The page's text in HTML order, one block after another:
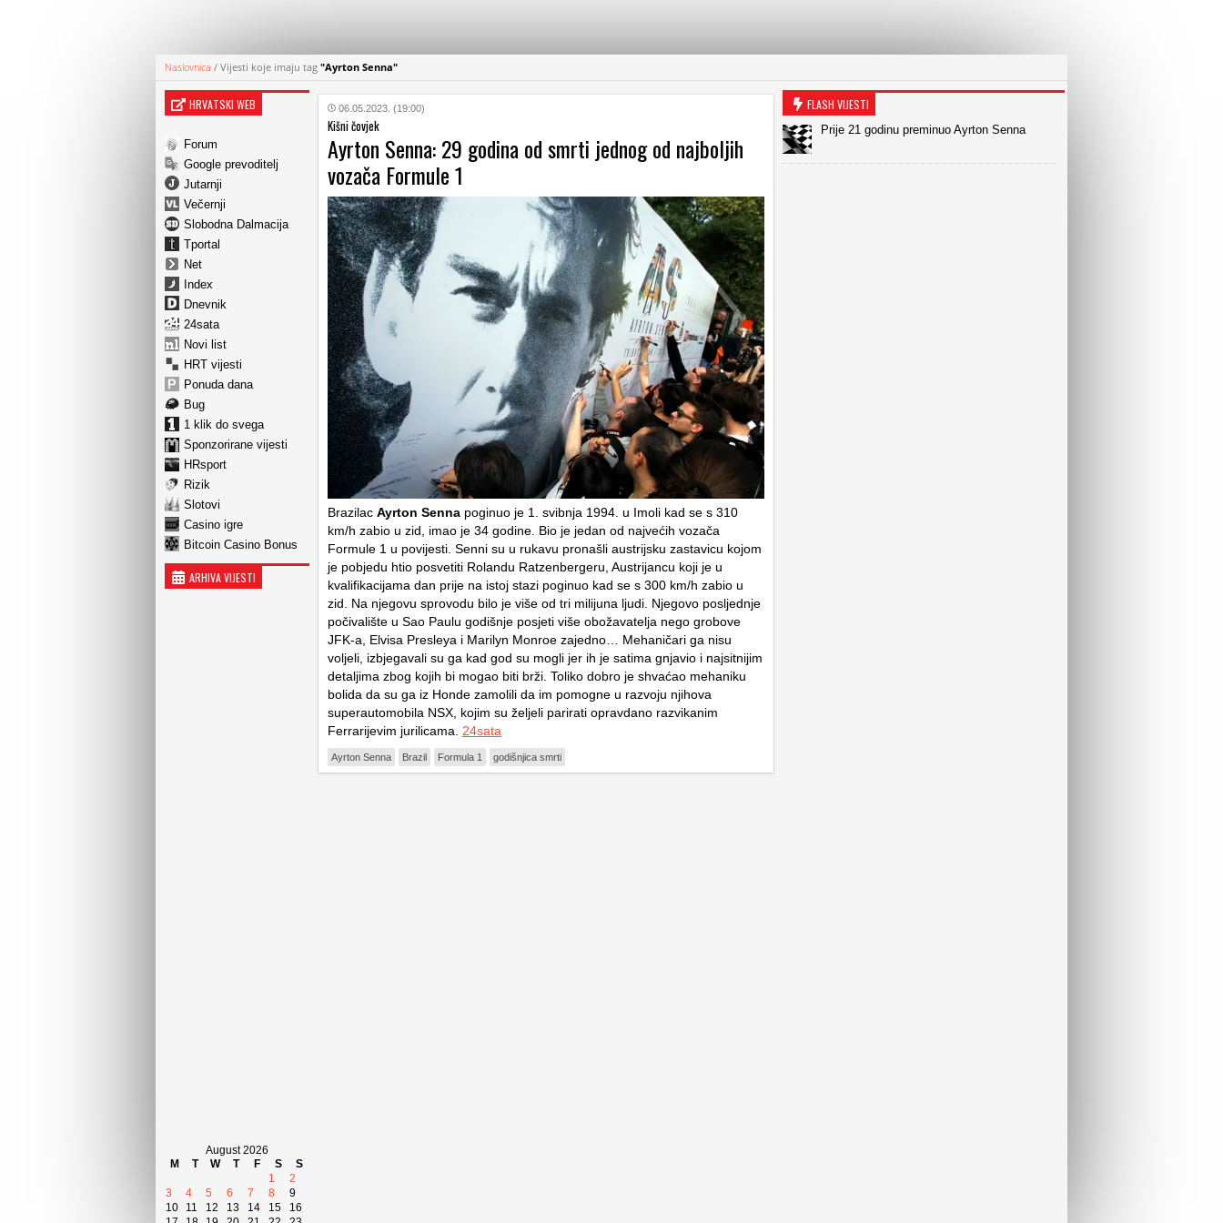
Naslovnica / Vijesti koje imaju tag "Ayrton Senna"
HRVATSKI WEB
Forum
Google prevoditelj
Jutarnji
Večernji
Slobodna Dalmacija
Tportal
Net
Index
Dnevnik
24sata
Novi list
HRT vijesti
Ponuda dana
Bug
1 klik do svega
Sponzorirane vijesti
HRsport
Rizik
Slotovi
Casino igre
Bitcoin Casino Bonus
ARHIVA VIJESTI
August 2026
M
T W T F S
S
1
2
3
4 5 6 7 8
9
10
11 12 13 14 15
16
06.05.2023. (19:00)
Kišni čovjek
Ayrton Senna: 29 godina od smrti jednog od najboljih
vozača Formule 1
Brazilac Ayrton Senna poginuo je 1. svibnja 1994. u Imoli kad se s 310
km/h zabio u zid, imao je 34 godine. Bio je jedan od najvećih vozača
Formule 1 u povijesti. Senni su u rukavu pronašli austrijsku zastavicu kojom
je pobjedu htio posvetiti Rolandu Ratzenbergeru, Austrijancu koji je u
kvalifikacijama dan prije na istoj stazi poginuo kad se s 300 km/h zabio u
zid. Na njegovu sprovodu bilo je više od tri milijuna ljudi. Njegovo posljednje
počivalište u Sao Paulu godišnje posjeti više obožavatelja nego grobove
JFK-a, Elvisa Presleya i Marilyn Monroe zajedno… Mehaničari ga nisu
voljeli, izbjegavali su ga kad god su mogli jer ih je satima gnjavio i najsitnijim
detaljima zbog kojih bi mogao biti brži. Toliko dobro je shvaćao mehaniku
bolida da su ga iz Honde zamolili da im pomogne u razvoju njihova
superautomobila NSX, kojim su željeli parirati opravdano razvikanim
Ferrarijevim jurilicama. 24sata
Ayrton Senna Brazil Formula 1 godišnjica smrti
FLASH VIJESTI
Prije 21 godinu preminuo Ayrton Senna